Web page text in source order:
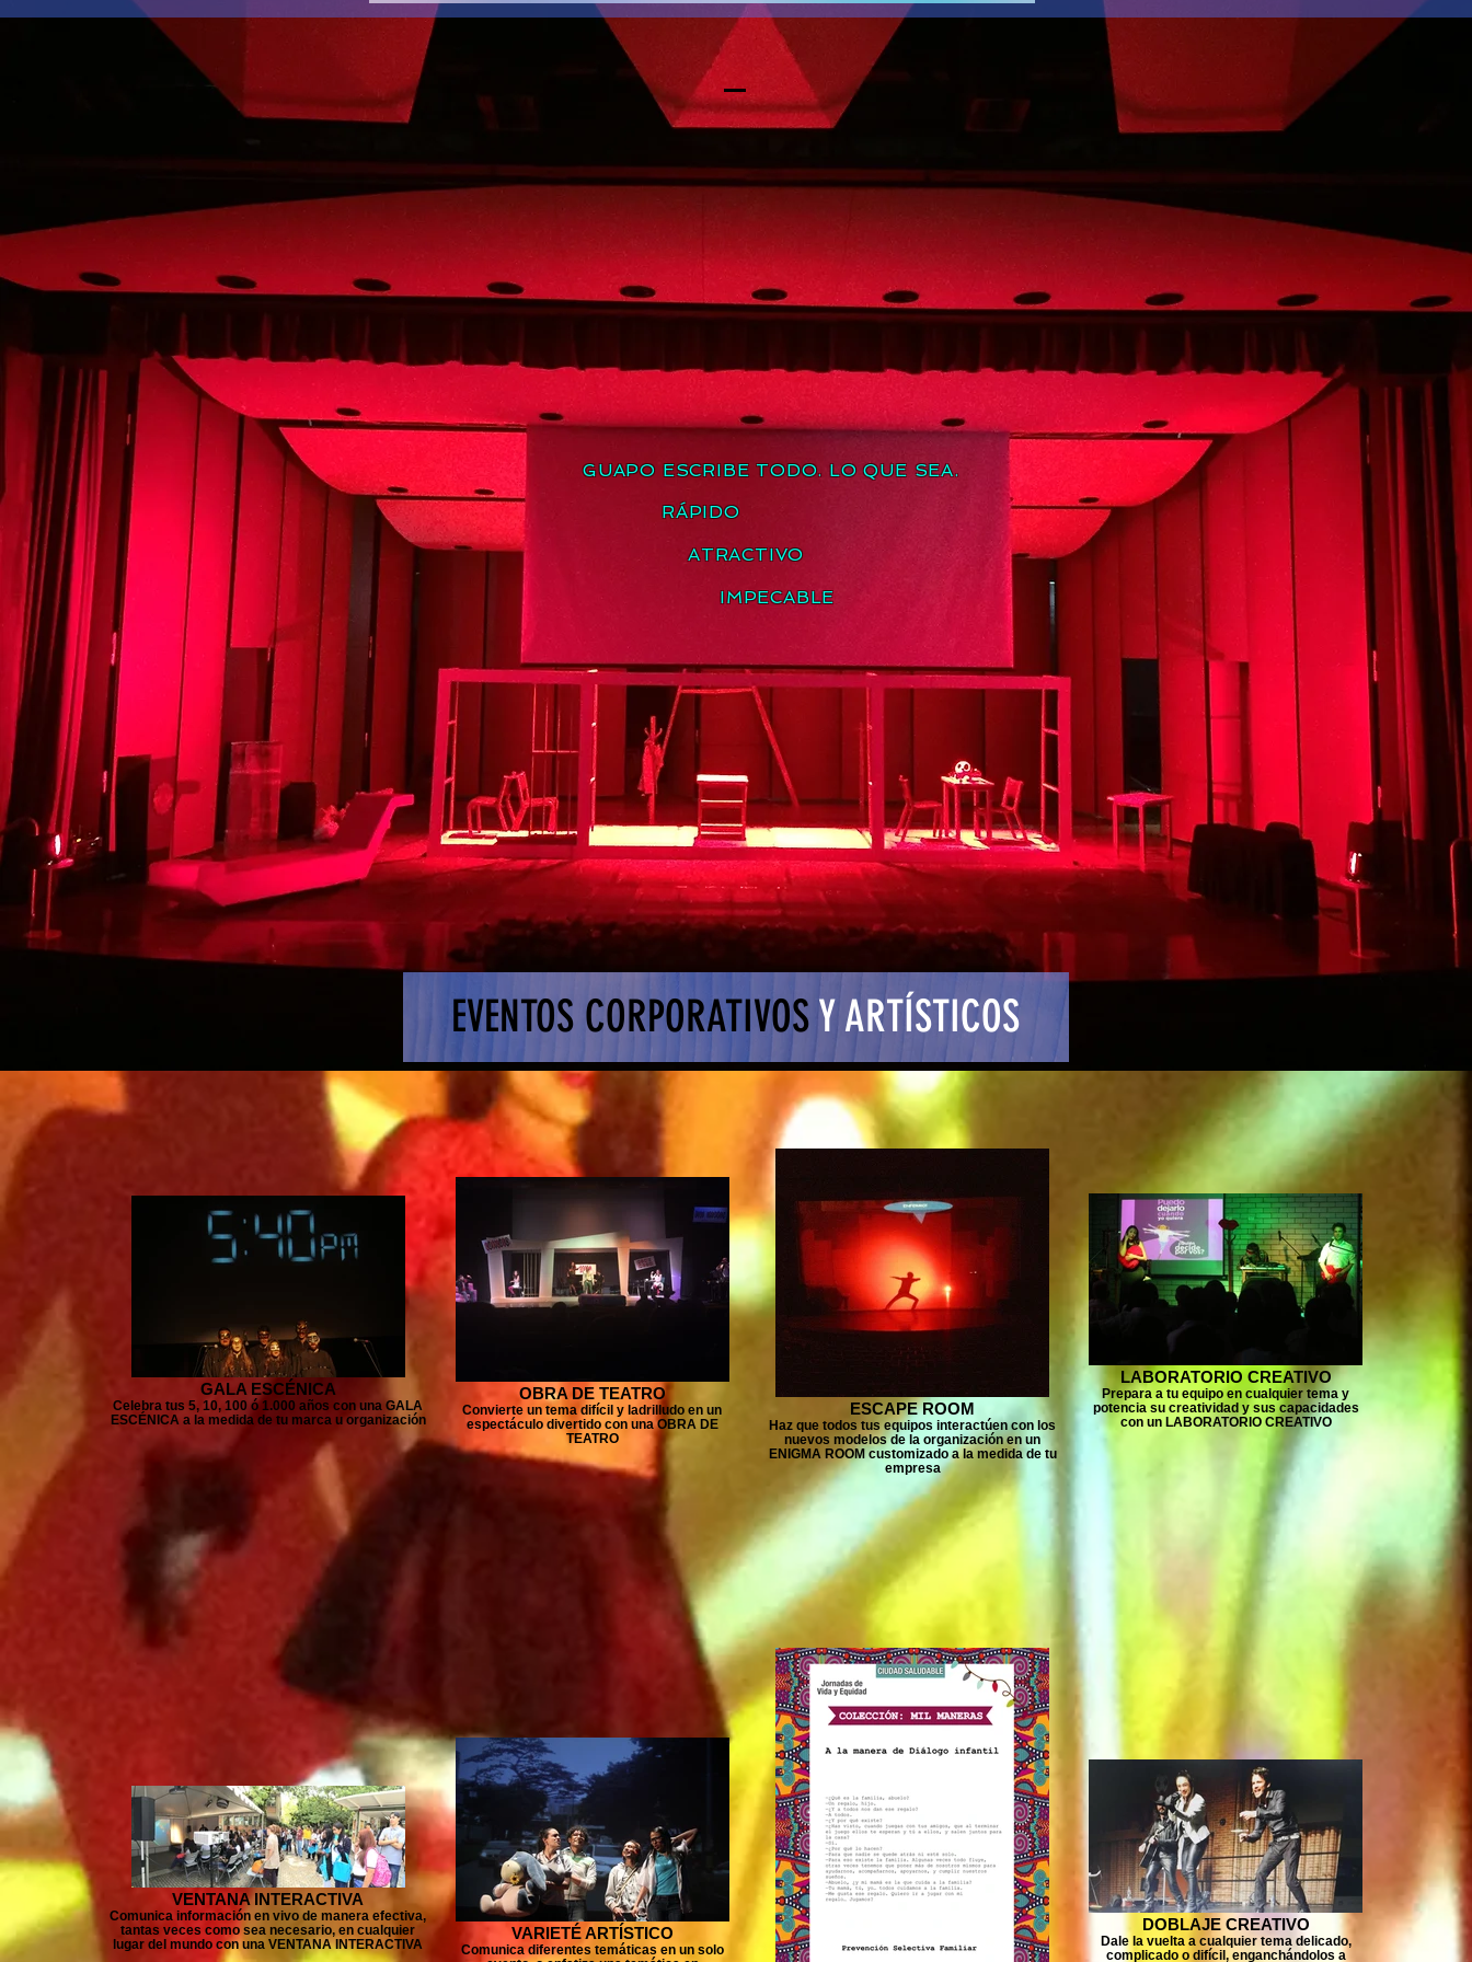
GUAPO ESCRIBE TODO. LO QUE SEA.
RÁPIDO
ATRACTIVO
IMPECABLE
EVENTOS CORPORATIVOSY ARTÍSTICOS
GALA ESCÉNICA
Celebra tus 5, 10, 100 ó 1.000 años con una GALA
ESCÉNICA a la medida de tu marca u organización
OBRA DE TEATRO
Convierte un tema difícil y ladrilludo en un
espectáculo divertido con una OBRA DE
TEATRO
ESCAPE ROOM
Haz que todos tus equipos interactúen con los
nuevos modelos de la organización en un
ENIGMA ROOM customizado a la medida de tu
empresa
LABORATORIO CREATIVO
Prepara a tu equipo en cualquier tema y
potencia su creatividad y sus capacidades
con un LABORATORIO CREATIVO
VENTANA INTERACTIVA
Comunica información en vivo de manera efectiva,
tantas veces como sea necesario, en cualquier
lugar del mundo con una VENTANA INTERACTIVA
VARIETÉ ARTÍSTICO
Comunica diferentes temáticas en un solo
DOBLAJE CREATIVO
Dale la vuelta a cualquier tema delicado,
complicado o difícil, enganchándolos a